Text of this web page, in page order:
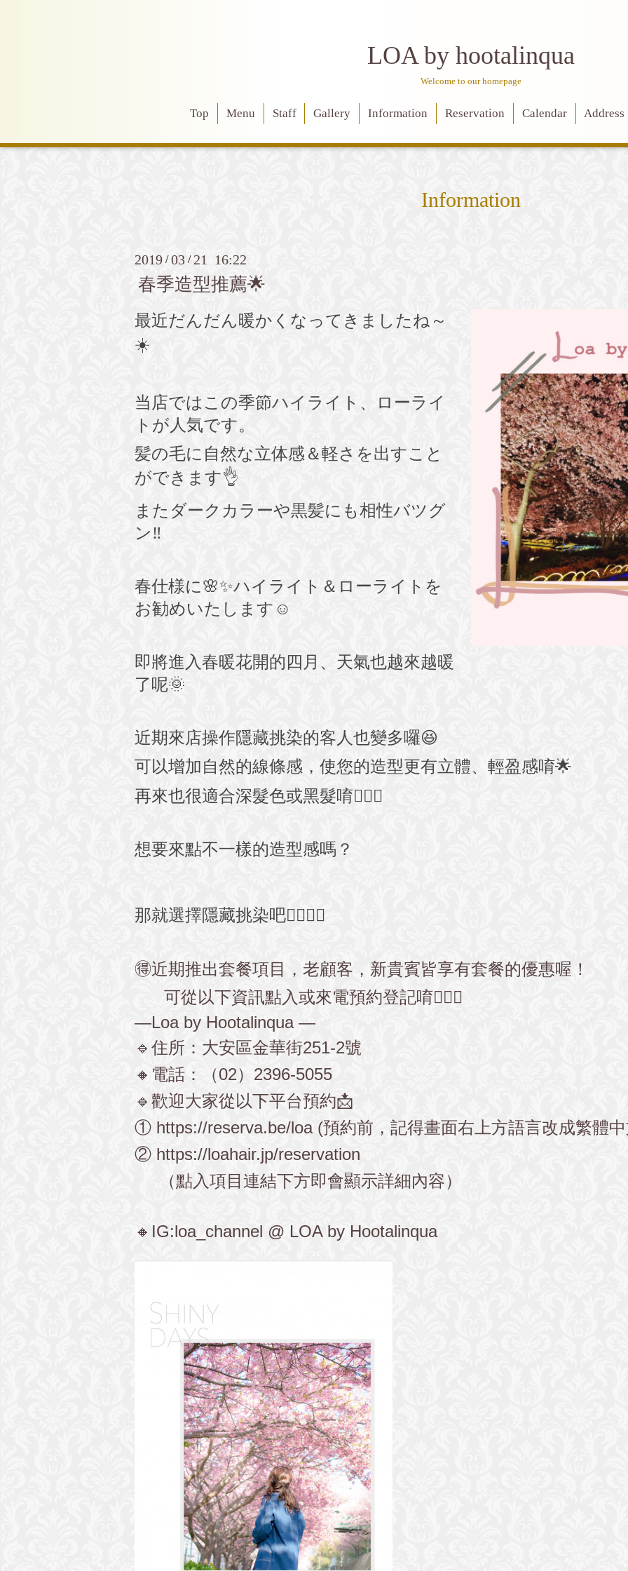
LOA by hootalinqua
Welcome to our homepage
Top Menu Staff Gallery Information Reservation Calendar Address
Information
2019 /03 / 21 16:22
春季造型推薦🌟
最近だんだん暖かくなってきましたね～
☀️
当店ではこの季節ハイライト、ローライ
トが人気です。
髪の毛に自然な立体感＆軽さを出すこと
ができます👌
またダークカラーや黒髪にも相性バツグ
ン‼️
春仕様に🌸✨ハイライト＆ローライトを
お勧めいたします ☺️
即將進入春暖花開的四月、天氣也越來越暖
了呢🌞
近期來店操作隱藏挑染的客人也變多囉😆
可以增加自然的線條感，使您的造型更有立體、輕盈感唷🌟
再來也很適合深髮色或黑髮唷🙆🏻‍♀️
想要來點不一樣的造型感嗎？
那就選擇隱藏挑染吧👍🏻👍🏻
🉐近期推出套餐項目，老顧客，新貴賓皆享有套餐的優惠喔！
可從以下資訊點入或來電預約登記唷💁🏻‍♀️
—Loa by Hootalinqua —
🔹住所：大安區金華街251-2號
🔸電話：（02）2396-5055
🔹歡迎大家從以下平台預約📩
① https://reserva.be/loa(預約前，記得畫面右上方語言改成繁體
② https://loahair.jp/reservation
（點入項目連結下方即會顯示詳細內容）
🔸IG:loa_channel @ LOA by Hootalinqua